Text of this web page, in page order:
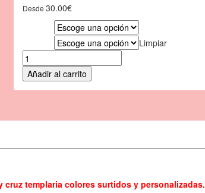
Desde 30.00€
Limpiar
Añadir al carrito
cruz templaria colores surtidos y personalizadas.